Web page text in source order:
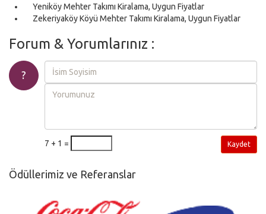
Yeniköy Mehter Takımı Kiralama, Uygun Fiyatlar
Zekeriyaköy Köyü Mehter Takımı Kiralama, Uygun Fiyatlar
Forum & Yorumlarınız :
?
7 + 1 = Kaydet
Ödüllerimiz ve Referanslar